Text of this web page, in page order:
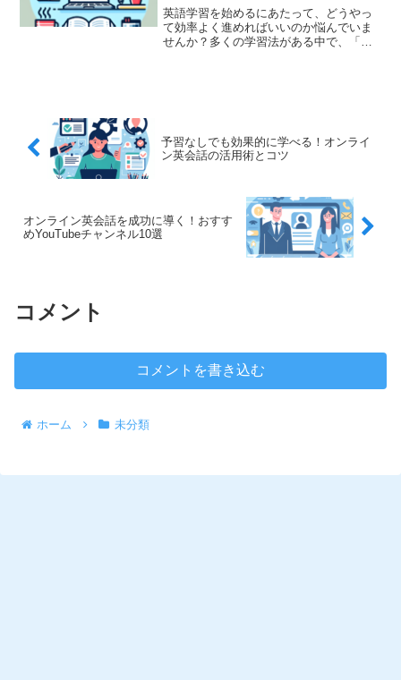
英語学習を始めるにあたって、どうやっ
て効率よく進めればいいのか悩んでいま
せんか？多くの学習法がある中で、「瞬
予習なしでも効果的に学べる！オンライ
ン英会話の活用術とコツ
オンライン英会話を成功に導く！おすす
めYouTubeチャンネル10選
コメント
コメントを書き込む
ホーム 未分類